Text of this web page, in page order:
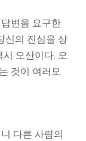
변을 요구한
신의 진심을 상
오산이다. 오
것이 여러모
다른 사람의